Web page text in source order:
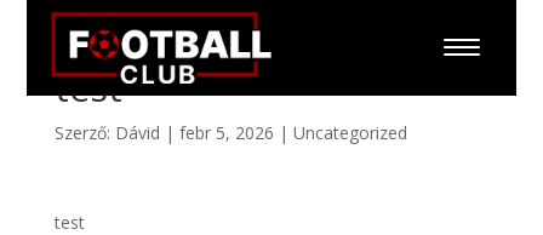
test
Szerző: Dávid | febr 5, 2026 | Uncategorized
test